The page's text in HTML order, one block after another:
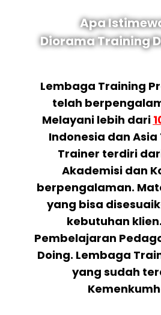
Apa
Diorama Training
Lembaga Training
telah
Melayani lebih dari
Indonesia dan
Trainer terdiri
Akademisi dan
berpengalaman.
yang bisa
kebutuhan
Pembelajaran
Doing. Lembaga
yang sudah